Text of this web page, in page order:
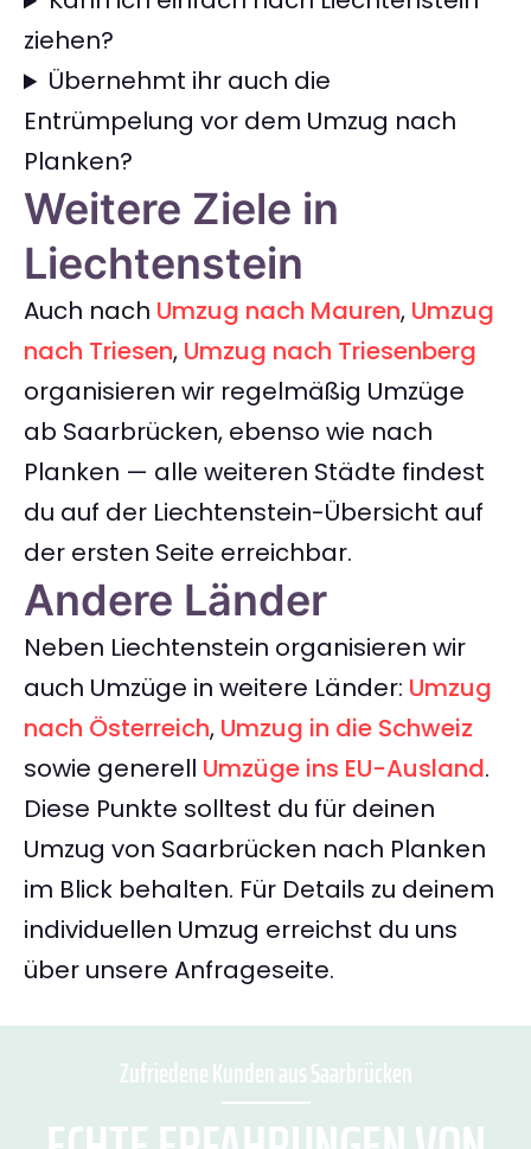
ziehen?
Übernehmt ihr auch die
Entrümpelung vor dem Umzug nach
Planken?
Weitere Ziele in
Liechtenstein
Auch nach Umzug nach Mauren, Umzug
nach Triesen, Umzug nach Triesenberg
organisieren wir regelmäßig Umzüge
ab Saarbrücken, ebenso wie nach
Planken — alle weiteren Städte findest
du auf der Liechtenstein-Übersicht auf
der ersten Seite erreichbar.
Andere Länder
Neben Liechtenstein organisieren wir
auch Umzüge in weitere Länder: Umzug
nach Österreich, Umzug in die Schweiz
sowie generell Umzüge ins EU-Ausland.
Diese Punkte solltest du für deinen
Umzug von Saarbrücken nach Planken
im Blick behalten. Für Details zu deinem
individuellen Umzug erreichst du uns
über unsere Anfrageseite.
Zufriedene Kunden aus Saarbrücken